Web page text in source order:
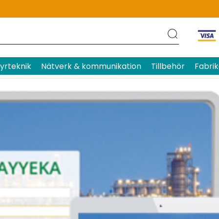
Nätverk & kommunikation Tillbehör